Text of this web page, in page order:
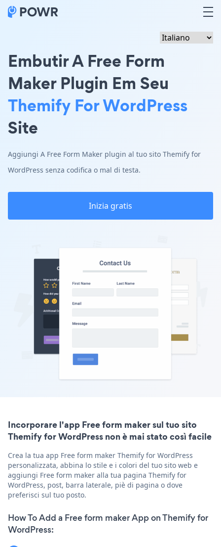
Embutir A Free Form
Maker Plugin Em Seu
Themify For WordPress
Site
Aggiungi A Free Form Maker plugin al tuo sito Themify for
WordPress senza codifica o mal di testa.
Inizia gratis
Incorporare l'app Free form maker sul tuo sito
Themify for WordPress non è mai stato così facile
Crea la tua app Free form maker Themify for WordPress
personalizzata, abbina lo stile e i colori del tuo sito web e
aggiungi Free form maker alla tua pagina Themify for
WordPress, post, barra laterale, piè di pagina o dove
preferisci sul tuo posto.
How To Add a Free form maker App on Themify for
WordPress: